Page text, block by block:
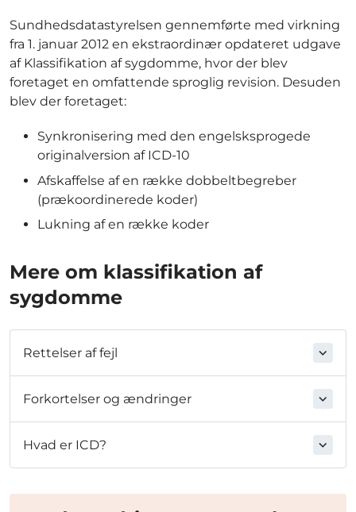
Sundhedsdatastyrelsen gennemførte med virkning
fra 1. januar 2012 en ekstraordinær opdateret udgave
af Klassifikation af sygdomme, hvor der blev
foretaget en omfattende sproglig revision. Desuden
blev der foretaget:
Synkronisering med den engelsksprogede
originalversion af ICD-10
Afskaffelse af en række dobbeltbegreber
(prækoordinerede koder)
Lukning af en række koder
Mere om klassifikation af
sygdomme
Rettelser af fejl
Forkortelser og ændringer
Hvad er ICD?